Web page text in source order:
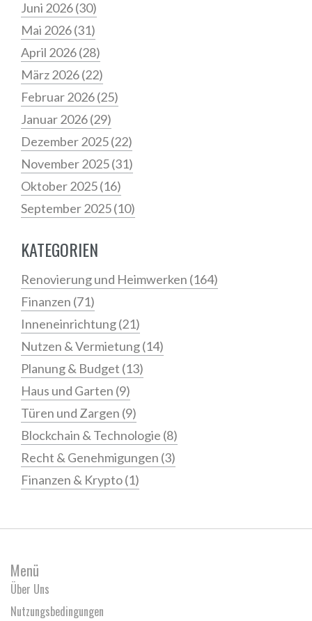
Juni 2026(30)
Mai 2026(31)
April 2026(28)
März 2026(22)
Februar 2026(25)
Januar 2026(29)
Dezember 2025(22)
November 2025(31)
Oktober 2025(16)
September 2025(10)
KATEGORIEN
Renovierung und Heimwerken (164)
Finanzen (71)
Inneneinrichtung(21)
Nutzen & Vermietung(14)
Planung & Budget (13)
Haus und Garten (9)
Türen und Zargen (9)
Blockchain & Technologie (8)
Recht & Genehmigungen (3)
Finanzen & Krypto(1)
Menü
Über Uns
Nutzungsbedingungen